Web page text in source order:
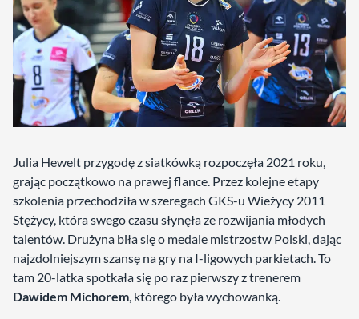
Julia Hewelt przygodę z siatkówką rozpoczęła 2021 roku,
grając początkowo na prawej flance. Przez kolejne etapy
szkolenia przechodziła w szeregach GKS-u Wieżycy 2011
Stężycy, która swego czasu słynęła ze rozwijania młodych
talentów. Drużyna biła się o medale mistrzostw Polski, dając
najzdolniejszym szansę na gry na I-ligowych parkietach. To
tam 20-latka spotkała się po raz pierwszy z trenerem
Dawidem Michorem, którego była wychowanką.